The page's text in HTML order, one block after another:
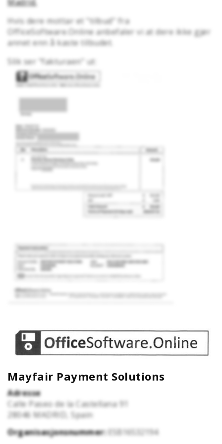
Hvis dere mottar et "tilbud" fra
OfficeSoftware.Online anbefaler vi at dere ikke gjør
annet enn å kaste tilbudet.
Slik ser "fakturaen" ut:
Mayfair Payment Solutions
Adresse
Calle Paseo de la Castellana 91
28046 MADRID, Spain
Organisasjonsnummer: ESB16532194